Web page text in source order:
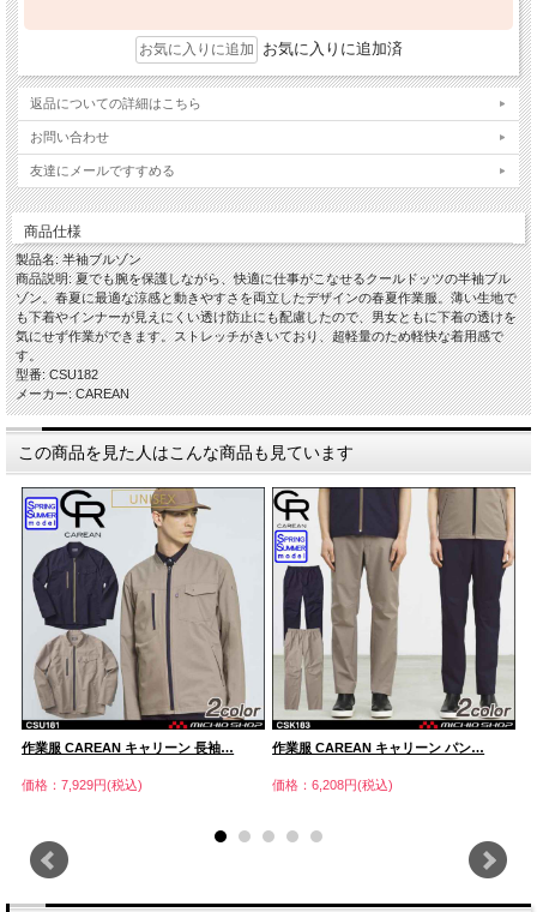
お気に入りに追加済
返品についての詳細はこちら
お問い合わせ
友達にメールですすめる
商品仕様
製品名: 半袖ブルゾン
商品説明: 夏でも腕を保護しながら、快適に仕事がこなせるクールドッツの半袖ブル
ゾン。春夏に最適な涼感と動きやすさを両立したデザインの春夏作業服。薄い生地で
も下着やインナーが見えにくい透け防止にも配慮したので、男女ともに下着の透けを
気にせず作業ができます。ストレッチがきいており、超軽量のため軽快な着用感で
す。
型番: CSU182
メーカー: CAREAN
この商品を見た人はこんな商品も見ています
作業服 CAREAN キャリーン 長袖…
価格：7,929円(税込)
作業服 CAREAN キャリーン パン…
価格：6,208円(税込)